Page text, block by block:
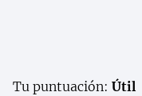
Tu puntuación: Útil